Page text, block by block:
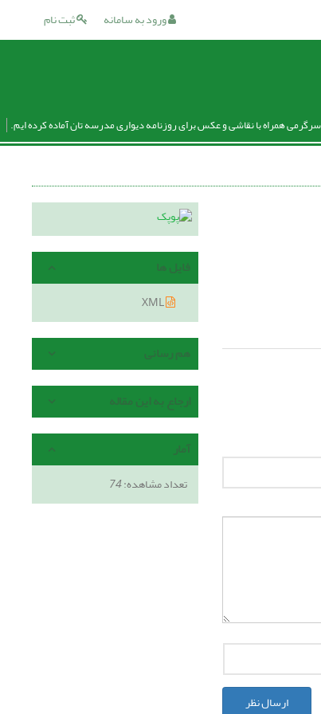
ثبت نام ورود به سامانه
همراه با نقاشی و عکس برای روزنامه دیواری مدرسه تان آماده کرده ایم.
ارسال نظر
فایل ها
XML
هم رسانی
ارجاع به این مقاله
آمار
تعداد مشاهده:74